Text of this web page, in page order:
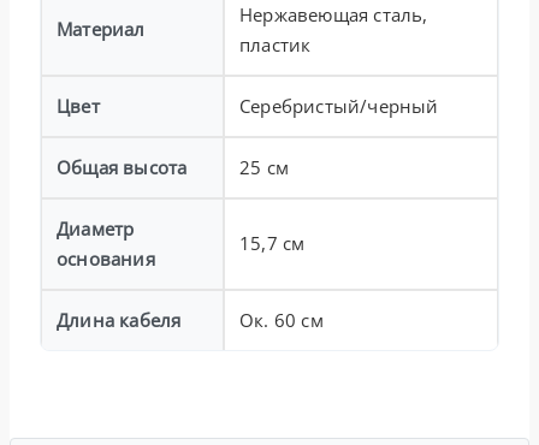
Материал
Нержавеющая сталь,
пластик
Цвет Серебристый/черный
Общая высота 25 см
Диаметр
основания
15,7 см
Длина кабеля Ок. 60 см